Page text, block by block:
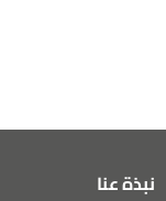
نبذة عنا